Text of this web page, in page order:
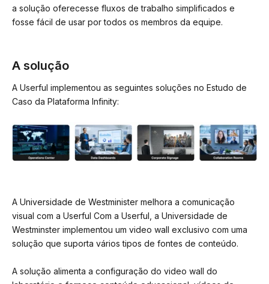
a solução oferecesse fluxos de trabalho simplificados e
fosse fácil de usar por todos os membros da equipe.
A solução
A Userful implementou as seguintes soluções no Estudo de
Caso da Plataforma Infinity:
A Universidade de Westminister melhora a comunicação
visual com a Userful Com a Userful, a Universidade de
Westminster implementou um video wall exclusivo com uma
solução que suporta vários tipos de fontes de conteúdo.
A solução alimenta a configuração do video wall do